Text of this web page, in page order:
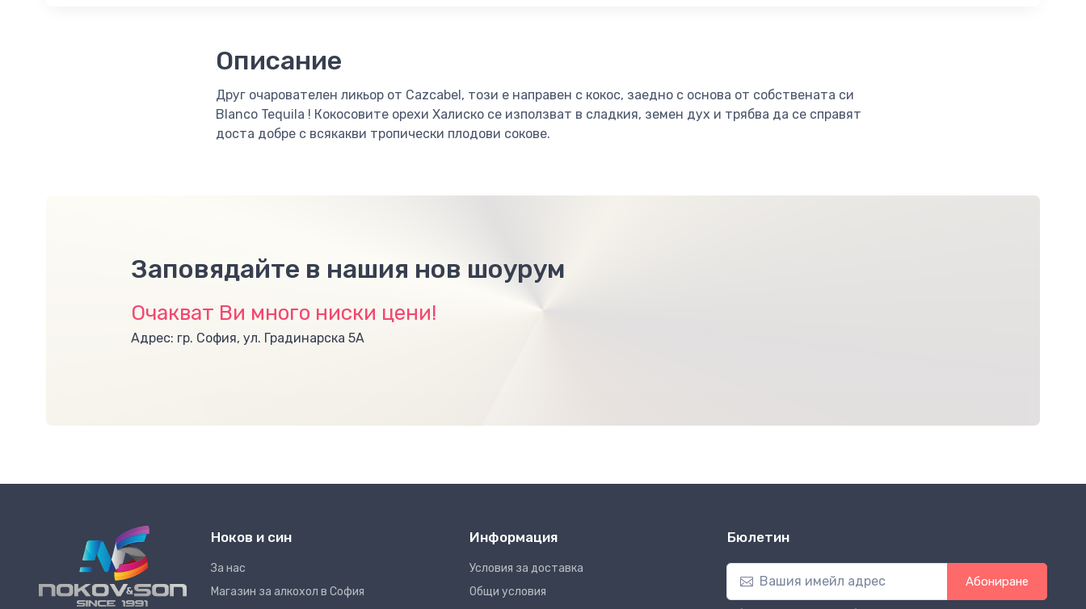
Описание
Друг очарователен ликьор от Cazcabel, този е направен с кокос, заедно с основа от собствената си
Blanco Tequila ! Кокосовите орехи Халиско се използват в сладкия, земен дух и трябва да се справят
доста добре с всякакви тропически плодови сокове.
Заповядайте в нашия нов шоурум
Очакват Ви много ниски цени!
Адрес: гр. София, ул. Градинарска 5А
Ноков и син
За нас
Магазин за алкохол в София
Информация
Условия за доставка
Общи условия
Бюлетин
Абониране